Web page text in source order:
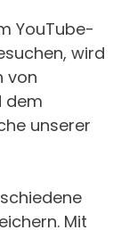
YouTube-
wird
von
dem
unserer
Mit